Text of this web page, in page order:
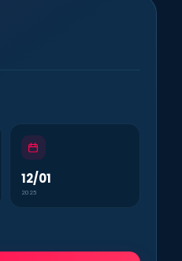
12/01
2025